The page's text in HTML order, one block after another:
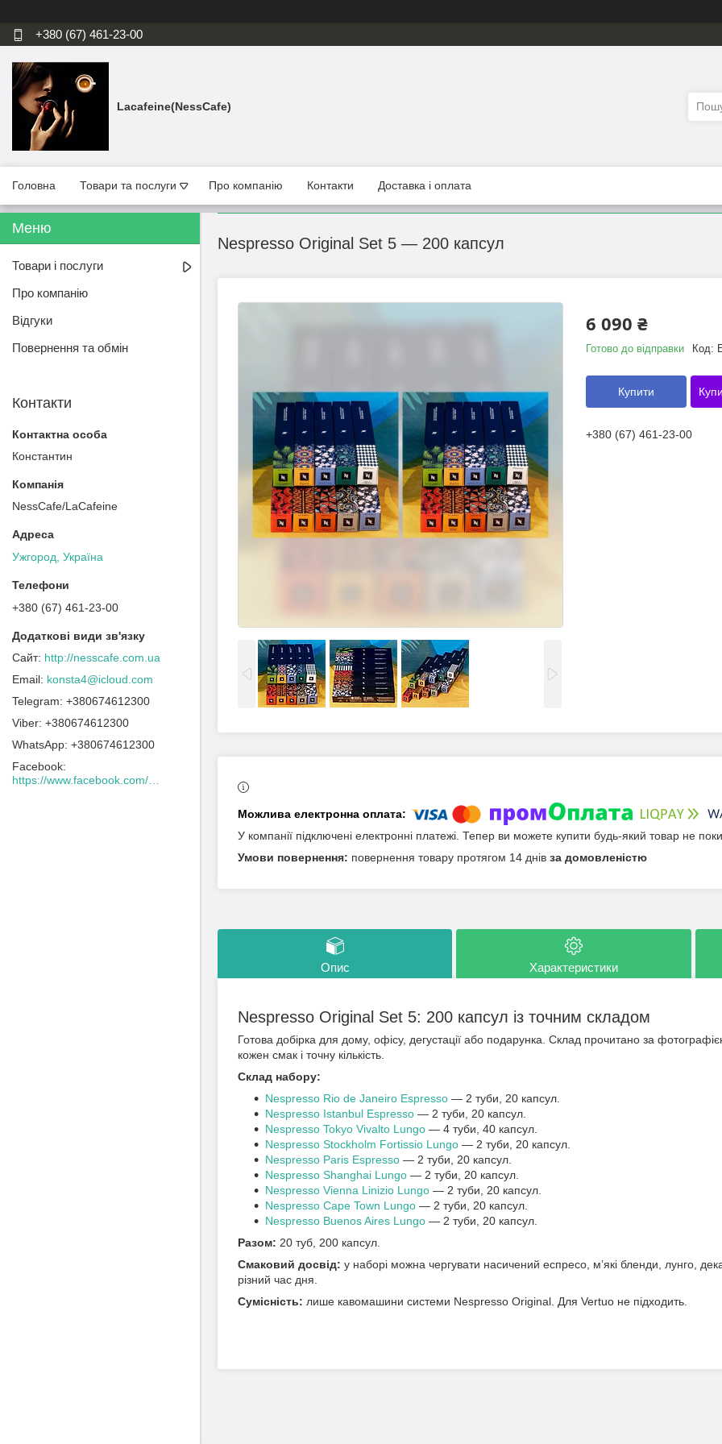
+380 (67) 461-23-00
Lacafeine(NessCafe)
Головна Товари та послуги Про компанію Контакти Доставка і оплата
Nespresso Original Set 5 — 200 капсул
6 090 ₴
Готово до відправки Код:
Купити
+380 (67) 461-23-00
У компанії підключені електронні платежі. Тепер ви можете купити будь-який товар не
повернення товару протягом 14 днів за домовленістю
Опис Характеристики
Nespresso Original Set 5: 200 капсул із точним складом
Готова добірка для дому, офісу, дегустації або подарунка. Склад прочитано за
кожен смак і точну кількість.
Склад набору:
Nespresso Rio de Janeiro Espresso — 2 туби, 20 капсул.
Nespresso Istanbul Espresso — 2 туби, 20 капсул.
Nespresso Tokyo Vivalto Lungo — 4 туби, 40 капсул.
Nespresso Stockholm Fortissio Lungo — 2 туби, 20 капсул.
Nespresso Paris Espresso — 2 туби, 20 капсул.
Nespresso Shanghai Lungo — 2 туби, 20 капсул.
Nespresso Vienna Linizio Lungo — 2 туби, 20 капсул.
Nespresso Cape Town Lungo — 2 туби, 20 капсул.
Nespresso Buenos Aires Lungo — 2 туби, 20 капсул.
Разом: 20 туб, 200 капсул.
Смаковий досвід: у наборі можна чергувати насичений еспресо, м’які бленди, лунго,
різний час дня.
Сумісність: лише кавомашини системи Nespresso Original. Для Vertuo не підходить.
Товари і послуги
Про компанію
Відгуки
Повернення та обмін
Контакти
Константин
NessCafe/LaCafeine
Ужгород, Україна
+380 (67) 461-23-00
http://nesscafe.com.ua
konsta4@icloud.com
+380674612300
+380674612300
+380674612300
Facebook